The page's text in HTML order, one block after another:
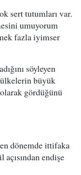
sert tutumları var.
umuyorum
fazla iyimser
söyleyen
büyük
gördüğünü
dönemde ittifaka
endişe